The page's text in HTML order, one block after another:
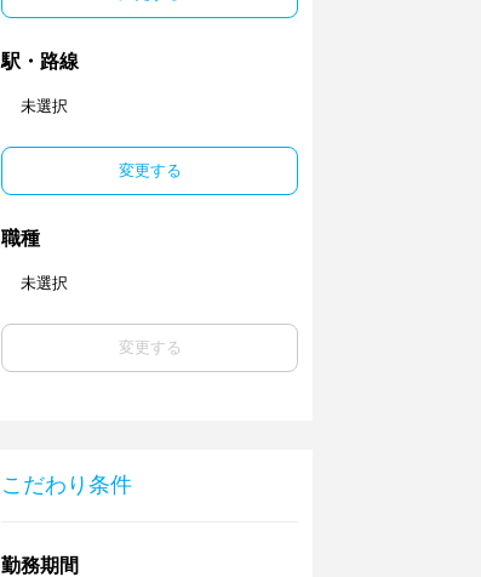
駅・路線
未選択
変更する
職種
未選択
変更する
こだわり条件
勤務期間